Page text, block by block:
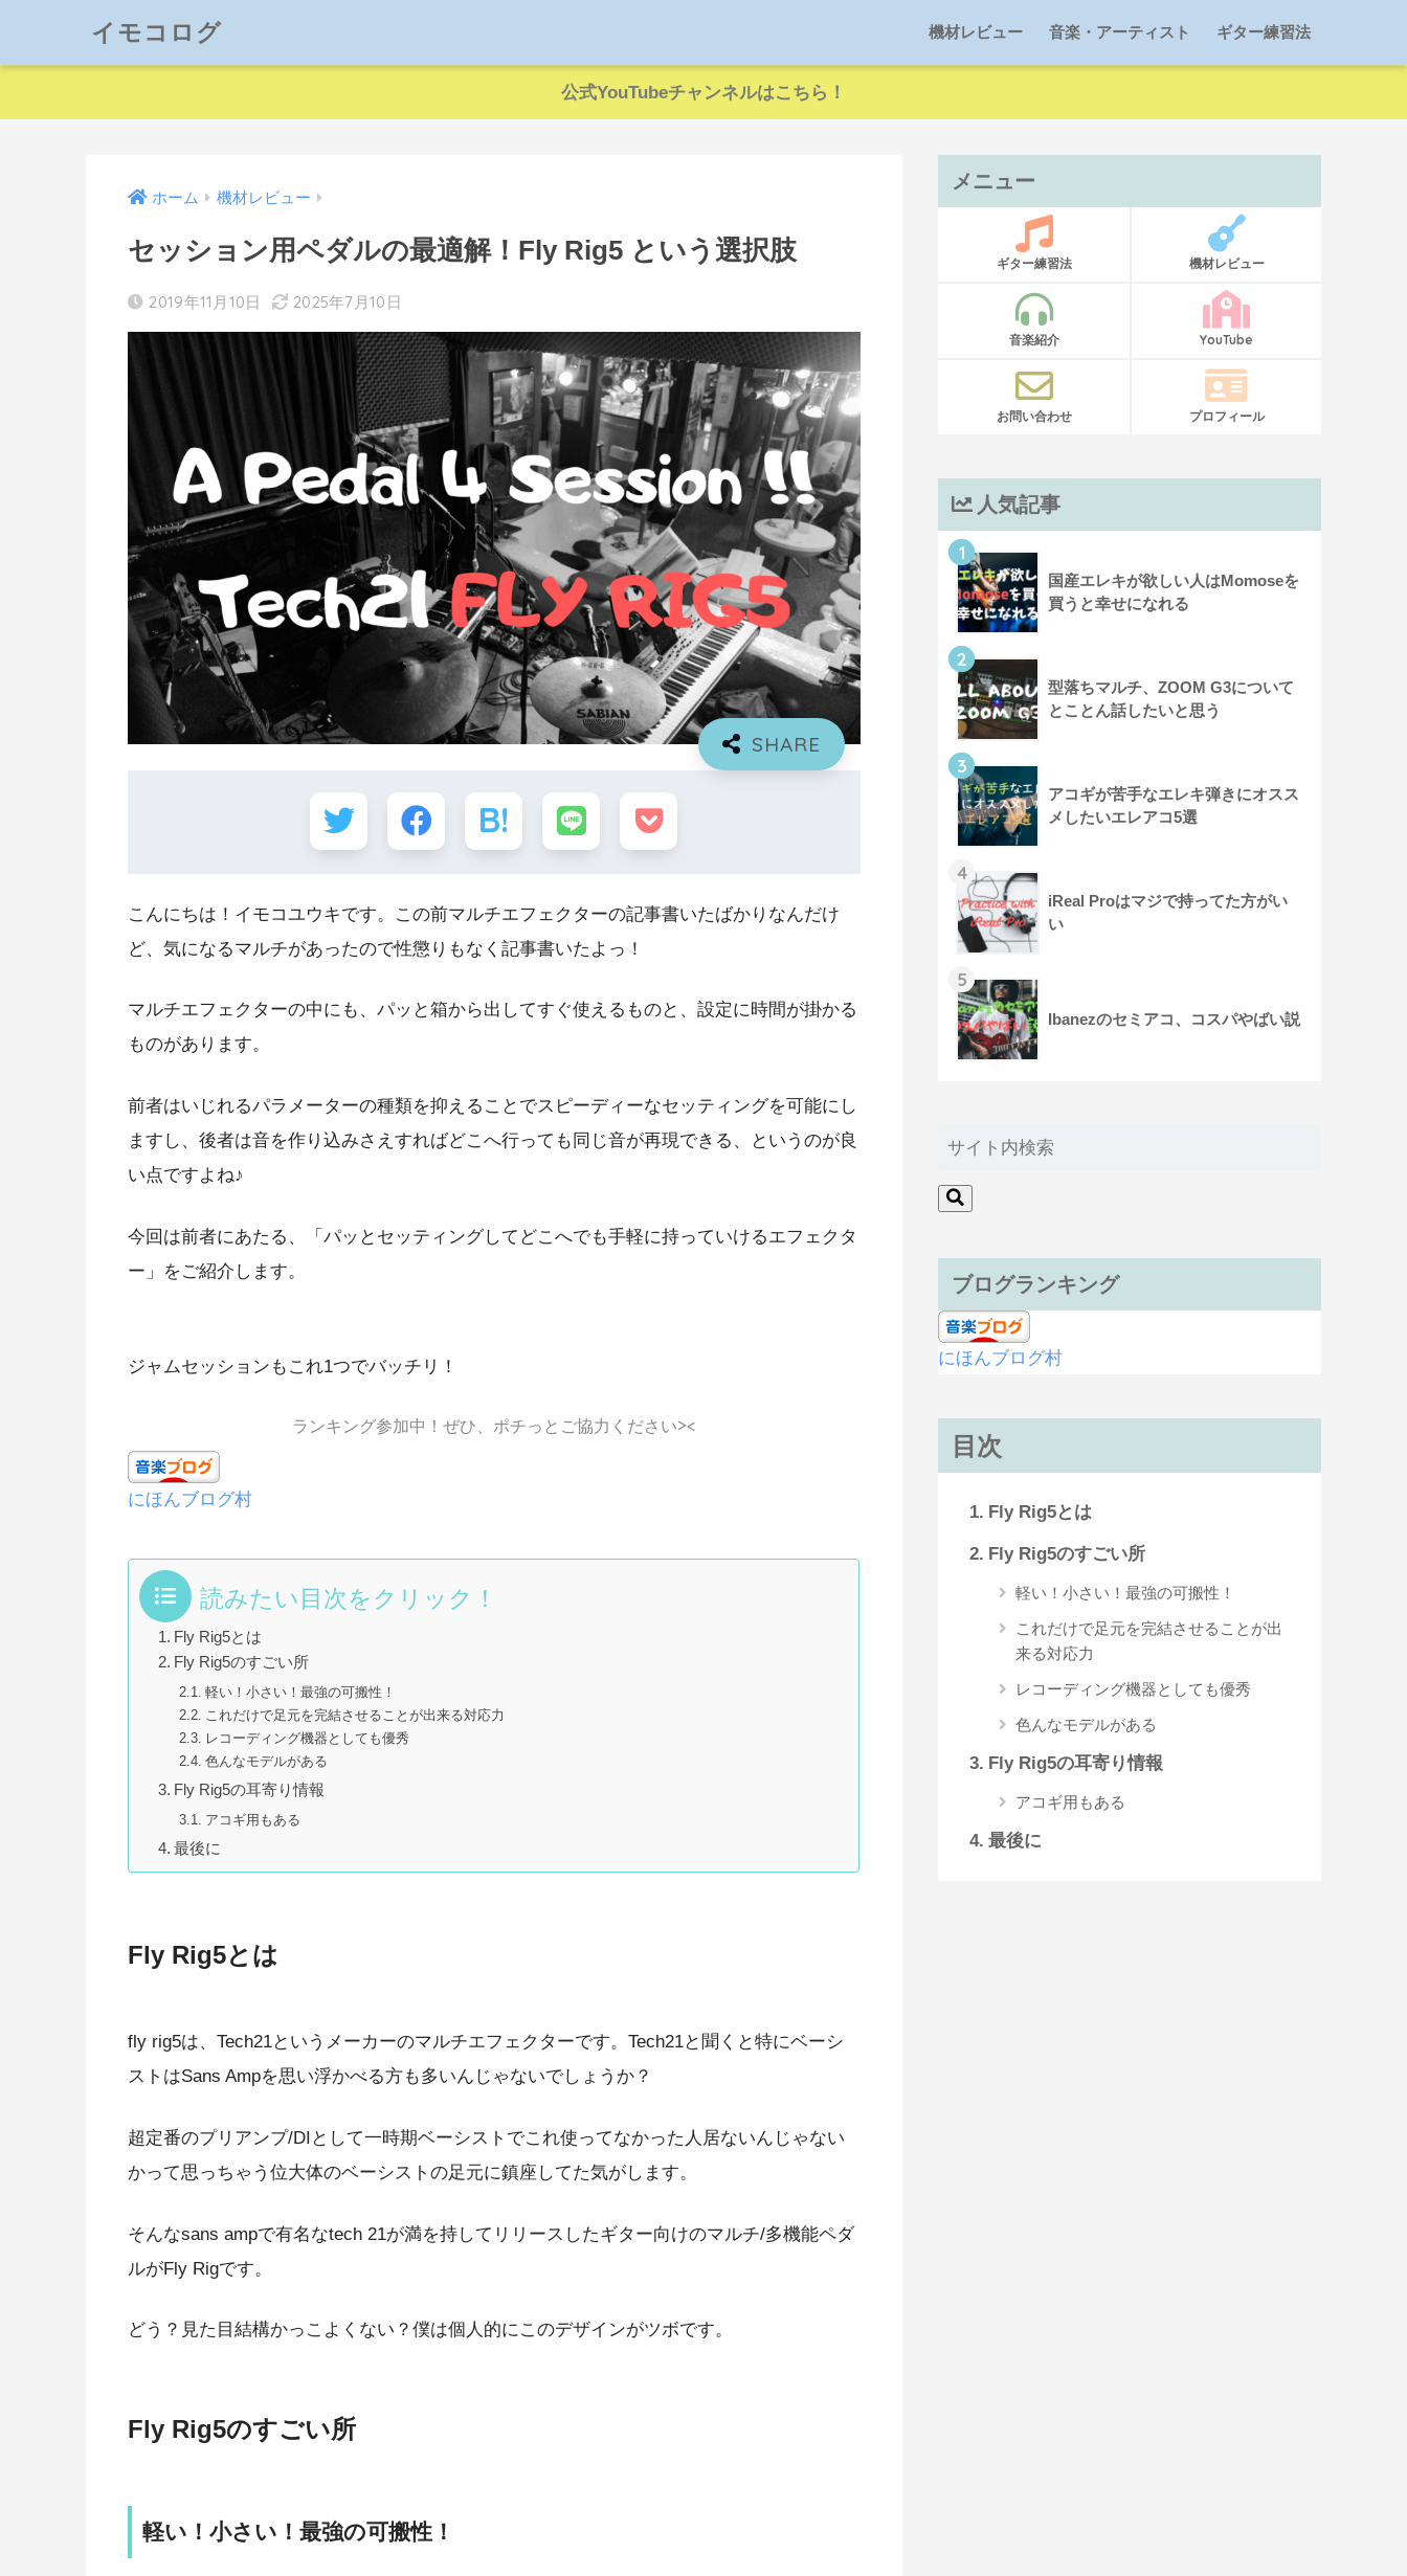
イモコログ 機材レビュー 音楽・アーティスト ギター練習法
公式YouTubeチャンネルはこちら！
ホーム 機材レビュー
セッション用ペダルの最適解！Fly Rig5 という選択肢
2019年11月10日 2025年7月10日
こんにちは！イモコユウキです。この前マルチエフェクターの記事書いたばかりなんだけ
ど、気になるマルチがあったので性懲りもなく記事書いたよっ！
マルチエフェクターの中にも、パッと箱から出してすぐ使えるものと、設定に時間が掛かる
ものがあります。
前者はいじれるパラメーターの種類を抑えることでスピーディーなセッティングを可能にし
ますし、後者は音を作り込みさえすればどこへ行っても同じ音が再現できる、というのが良
い点ですよね♪
今回は前者にあたる、
「パッとセッティングしてどこへでも手軽に持っていけるエフェクタ
ー」
をご紹介します。
ジャムセッションもこれ1つでバッチリ！
ランキング参加中！ぜひ、ポチっとご協力ください><
にほんブログ村
読みたい目次をクリック！
Fly Rig5とは
Fly Rig5のすごい所
軽い！小さい！最強の可搬性！
これだけで足元を完結させることが出来る対応力
レコーディング機器としても優秀
色んなモデルがある
Fly Rig5の耳寄り情報
アコギ用もある
最後に
Fly Rig5とは
fly rig5は、Tech21というメーカーのマルチエフェクターです。 Tech21と聞くと特にベーシ
ストはSans Ampを思い浮かべる方も多いんじゃないでしょうか？
超定番のプリアンプ/DIとして一時期ベーシストでこれ使ってなかった人居ないんじゃない
かって思っちゃう位大体のベーシストの足元に鎮座してた気がします。
そんなsans ampで有名なtech 21が満を持してリリースしたギター向けのマルチ/多機能ペダ
ルがFly Rigです。
どう？見た目結構かっこよくない？僕は個人的にこのデザインがツボです。
Fly Rig5のすごい所
軽い！小さい！最強の可搬性！
メニュー
ギター練習法 機材レビュー
音楽紹介 YouTube
お問い合わせ プロフィール
人気記事
1
国産エレキが欲しい人はMomoseを
買うと幸せになれる
2
型落ちマルチ、ZOOM G3について
とことん話したいと思う
3
アコギが苦手なエレキ弾きにオスス
メしたいエレアコ5選
4
iReal Proはマジで持ってた方がい
い
5
Ibanezのセミアコ、コスパやばい説
ブログランキング
にほんブログ村
目次
Fly Rig5とは
Fly Rig5のすごい所
軽い！小さい！最強の可搬性！
これだけで足元を完結させることが出
来る対応力
レコーディング機器としても優秀
色んなモデルがある
Fly Rig5の耳寄り情報
アコギ用もある
最後に